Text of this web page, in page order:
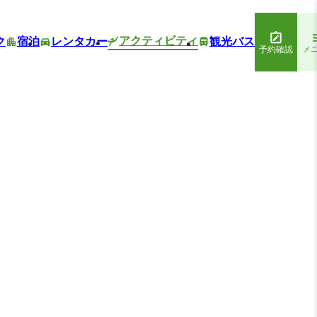
宿泊 レンタカー アクティビティ 観光バス
予約確認 メ